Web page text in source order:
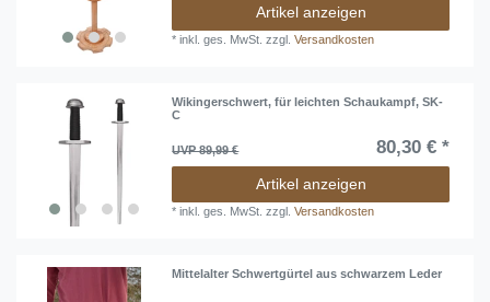
Artikel anzeigen
*inkl. ges. MwSt. zzgl.Versandkosten
Wikingerschwert, für leichten Schaukampf, SK-
C
UVP 89,99 € 80,30 € *
Artikel anzeigen
*inkl. ges. MwSt. zzgl.Versandkosten
Mittelalter Schwertgürtel aus schwarzem Leder